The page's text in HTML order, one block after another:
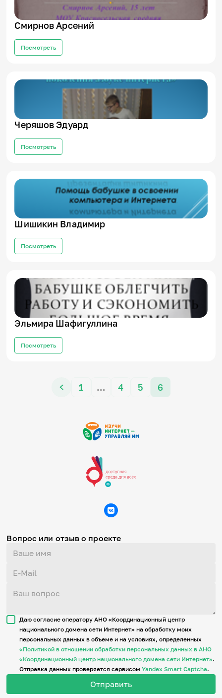
Задать вопрос
Смирнов Арсений
Посмотреть
Черяшов Эдуард
Посмотреть
Шишикин Владимир
Посмотреть
Эльмира Шафигуллина
Посмотреть
1 … 4 5 6
Вопрос или отзыв о проекте
Даю согласие оператору АНО «Координационный центр
национального домена сети Интернет» на обработку моих
персональных данных в объеме и на условиях, определенных
«Политикой в отношении обработки персональных данных в АНО
«Координационный центр национального домена сети Интернет».
Отправка данных проверяется сервисомYandex Smart Captcha.